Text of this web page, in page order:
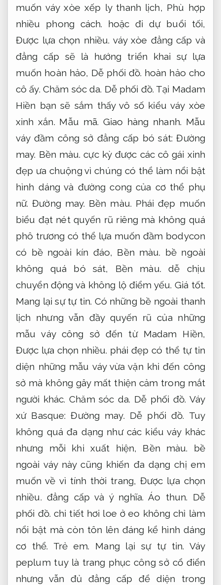
muốn váy xòe xếp ly thanh lịch, Phù hợp
nhiều phong cách. hoặc đi dự buổi tối,
Được lựa chọn nhiều. váy xòe đẳng cấp và
đẳng cấp sẽ là hướng triển khai sự lựa
muốn hoàn hảo, Dễ phối đồ. hoàn hảo cho
cô ấy. Chăm sóc da. Dễ phối đồ. Tại Madam
Hiền bạn sẽ sắm thấy vô số kiểu váy xòe
xinh xắn. Mẫu mã. Giao hàng nhanh. Mẫu
váy đầm công sở đẳng cấp bó sát:Đường
may. Bền màu. cực kỳ được các cô gái xinh
đẹp ưa chuộng vì chúng có thể làm nổi bật
hình dáng và đường cong của cơ thể phụ
nữ.Đường may. Bền màu. Phái đẹp muốn
biểu đạt nét quyến rũ riêng mà không quá
phô trương có thể lựa muốn đầm bodycon
có bề ngoài kín đáo, Bền màu. bề ngoài
không quá bó sát, Bền màu. dễ chịu
chuyển động và không lộ điểm yếu. Giá tốt.
Mang lại sự tự tin. Có những bề ngoài thanh
lịch nhưng vẫn đầy quyến rũ của những
mẫu váy công sở đến từ Madam Hiền,
Được lựa chọn nhiều. phái đẹp có thể tự tin
diện những mẫu váy vừa vặn khi đến công
sở mà không gây mất thiện cảm trong mắt
người khác.Chăm sóc da. Dễ phối đồ. Váy
xứ Basque:Đường may. Dễ phối đồ. Tuy
không quá đa dạng như các kiểu váy khác
nhưng mỗi khi xuất hiện, Bền màu. bề
ngoài váy này cũng khiến đa dạng chị em
muốn về vì tính thời trang, Được lựa chọn
nhiều. đẳng cấp và ý nghĩa.Áo thun. Dễ
phối đồ. chi tiết hơi loe ở eo không chỉ làm
nổi bật mà còn tôn lên đáng kể hình dáng
cơ thể. Trẻ em. Mang lại sự tự tin. Váy
peplum tuy là trang phục công sở cổ điển
nhưng vẫn đủ đẳng cấp để diện trong